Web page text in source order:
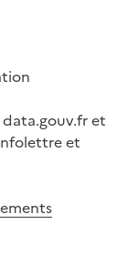
et
et